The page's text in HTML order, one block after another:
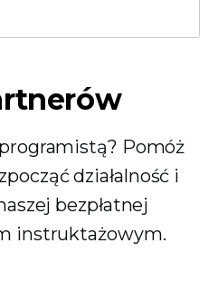
Pomóż
działalność i
bezpłatnej
instruktażowym.